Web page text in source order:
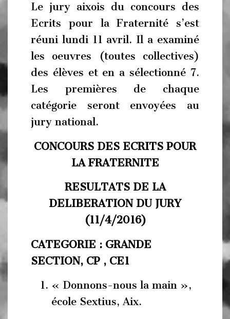
Le jury aixois du concours des
Ecrits pour la Fraternité s’est
réuni lundi 11 avril. Il a examiné
les oeuvres (toutes collectives)
des élèves et en a sélectionné 7.
Les premières de chaque
catégorie seront envoyées au
jury national.
CONCOURS DES ECRITS POUR
LA FRATERNITE
RESULTATS DE LA
DELIBERATION DU JURY
(11/4/2016)
CATEGORIE : GRANDE
SECTION, CP , CE1
« Donnons-nous la main »,
école Sextius, Aix.